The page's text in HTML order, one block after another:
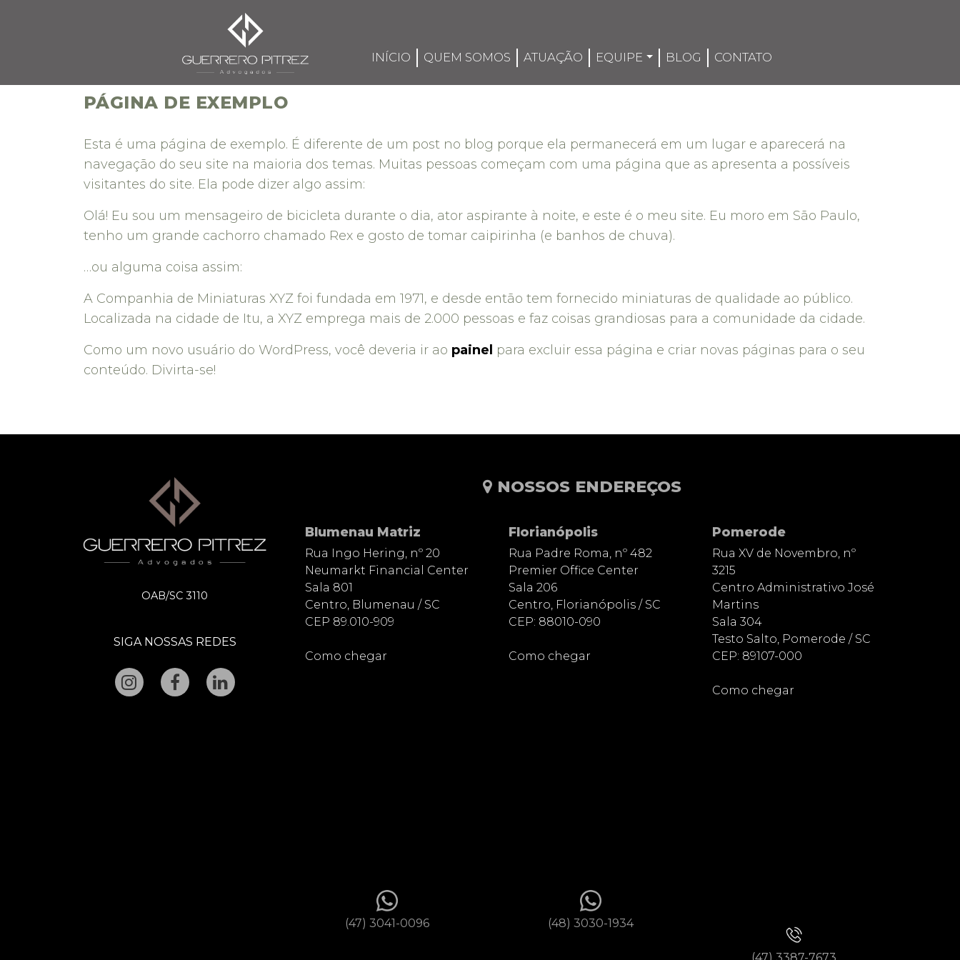
INÍCIO QUEM SOMOS ATUAÇÃO EQUIPE BLOG CONTATO
PÁGINA DE EXEMPLO
Esta é uma página de exemplo. É diferente de um post no blog porque ela permanecerá em um lugar e aparecerá na
navegação do seu site na maioria dos temas. Muitas pessoas começam com uma página que as apresenta a possíveis
visitantes do site. Ela pode dizer algo assim:
Olá! Eu sou um mensageiro de bicicleta durante o dia, ator aspirante à noite, e este é o meu site. Eu moro em São Paulo,
tenho um grande cachorro chamado Rex e gosto de tomar caipirinha (e banhos de chuva).
…ou alguma coisa assim:
A Companhia de Miniaturas XYZ foi fundada em 1971, e desde então tem fornecido miniaturas de qualidade ao público.
Localizada na cidade de Itu, a XYZ emprega mais de 2.000 pessoas e faz coisas grandiosas para a comunidade da cidade.
Como um novo usuário do WordPress, você deveria ir ao painel para excluir essa página e criar novas páginas para o seu
conteúdo. Divirta-se!
OAB/SC 3110
SIGA NOSSAS REDES
NOSSOS ENDEREÇOS
Blumenau Matriz
Rua Ingo Hering, nº 20
Neumarkt Financial Center
Sala 801
Centro, Blumenau / SC
CEP 89.010-909
Como chegar
(47) 3041-0096
Florianópolis
Rua Padre Roma, nº 482
Premier Office Center
Sala 206
Centro, Florianópolis / SC
CEP: 88010-090
Como chegar
(48) 3030-1934
Pomerode
Rua XV de Novembro, nº
3215
Centro Administrativo José
Martins
Sala 304
Testo Salto, Pomerode / SC
CEP: 89107-000
Como chegar